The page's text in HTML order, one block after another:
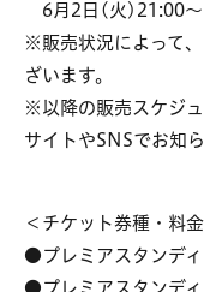
6月2日(火)21:00
※販売状況によって
ざいます。
※以降の販売スケジ
サイトやSNSでお知
＜チケット券種・料
●プレミアスタンデ
●プレミアスタンデ